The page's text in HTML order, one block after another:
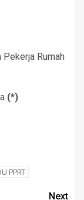
Pekerja Rumah
(*)
PPRT
Next